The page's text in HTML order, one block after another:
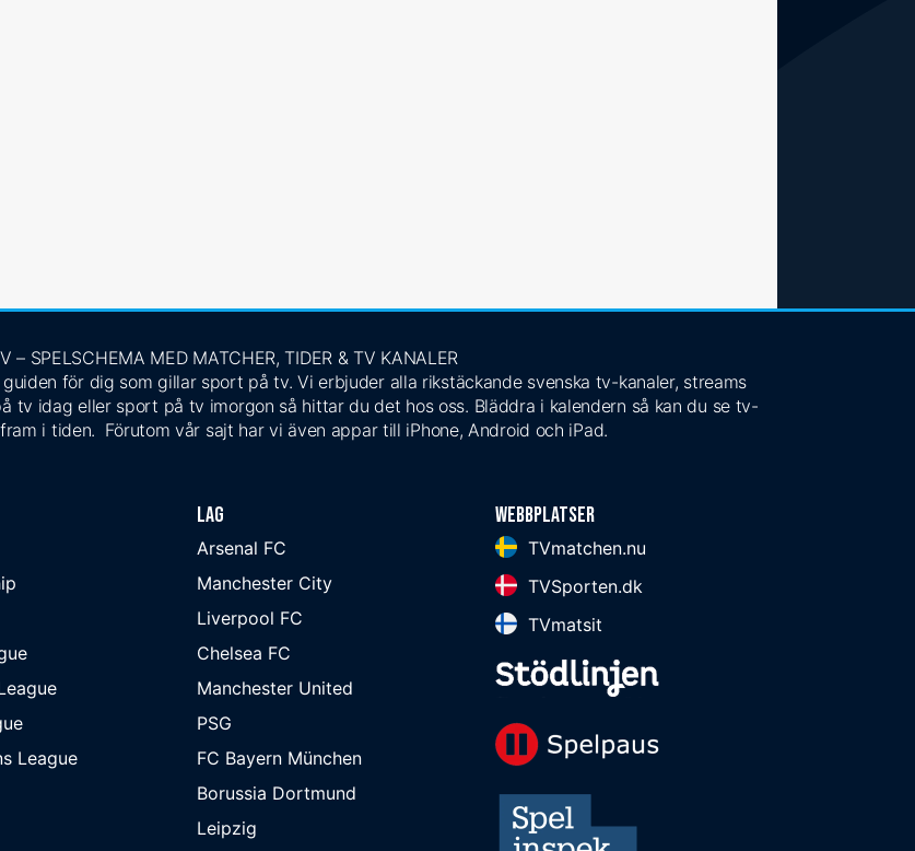
– SPELSCHEMA MED MATCHER, TIDER & TV KANALER
för dig som gillar sport på tv. Vi erbjuder alla rikstäckande svenska tv-kanaler, streams
tv idag eller sport på tv imorgon så hittar du det hos oss. Bläddra i kalendern så kan du se tv-
i tiden. Förutom vår sajt har vi även appar till iPhone, Android och iPad.
League
Lag
Arsenal FC
Manchester City
Liverpool FC
Chelsea FC
Manchester United
PSG
FC Bayern München
Borussia Dortmund
Leipzig
Webbplatser
TVmatchen.nu
TVSporten.dk
TVmatsit